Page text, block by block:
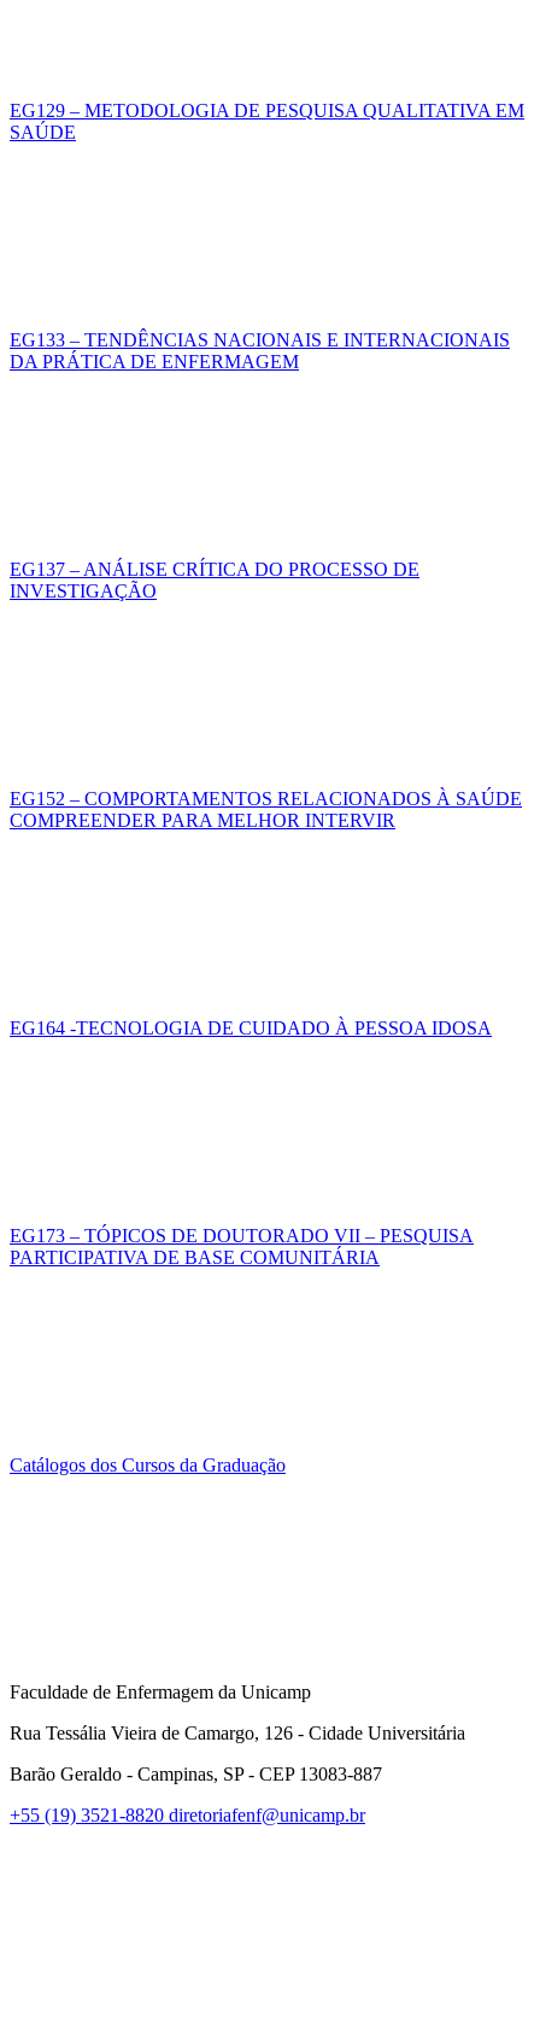
EG129 – METODOLOGIA DE PESQUISA QUALITATIVA EM
SAÚDE
EG133 – TENDÊNCIAS NACIONAIS E INTERNACIONAIS
DA PRÁTICA DE ENFERMAGEM
EG137 – ANÁLISE CRÍTICA DO PROCESSO DE
INVESTIGAÇÃO
EG152 – COMPORTAMENTOS RELACIONADOS À SAÚDE
COMPREENDER PARA MELHOR INTERVIR
EG164 -TECNOLOGIA DE CUIDADO À PESSOA IDOSA
EG173 – TÓPICOS DE DOUTORADO VII – PESQUISA
PARTICIPATIVA DE BASE COMUNITÁRIA
Catálogos dos Cursos da Graduação
Faculdade de Enfermagem da Unicamp
Rua Tessália Vieira de Camargo, 126 - Cidade Universitária
Barão Geraldo - Campinas, SP - CEP 13083-887
+55 (19) 3521-8820 diretoriafenf@unicamp.br